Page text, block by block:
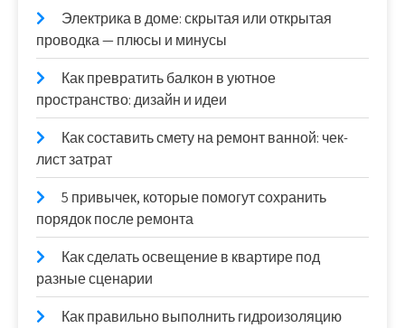
Электрика в доме: скрытая или открытая
проводка — плюсы и минусы
Как превратить балкон в уютное
пространство: дизайн и идеи
Как составить смету на ремонт ванной: чек-
лист затрат
5 привычек, которые помогут сохранить
порядок после ремонта
Как сделать освещение в квартире под
разные сценарии
Как правильно выполнить гидроизоляцию